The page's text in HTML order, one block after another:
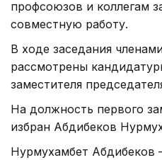
профсоюзов и коллегам
совместную работу.
В ходе заседания
рассмотрены
заместителя
На должность первого
избран Абдибеков
Нурмухамбет Абдибеков